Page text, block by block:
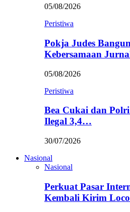
05/08/2026
Peristiwa
Pokja Judes
Kebersamaan
05/08/2026
Peristiwa
Bea Cukai dan
Ilegal 3,4…
30/07/2026
Nasional
Nasional
Perkuat Pasar
Kembali Kirim